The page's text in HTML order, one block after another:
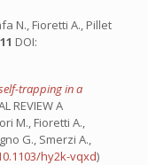
N., Fioretti A., Pillet
11 DOI:
trapping in a
REVIEW A
M., Fioretti A.,
G., Smerzi A.,
hy2k-vqxd)